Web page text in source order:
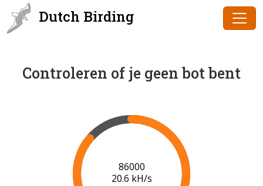
Dutch Birding
Controleren of je geen bot bent
86000
20.6 kH/s